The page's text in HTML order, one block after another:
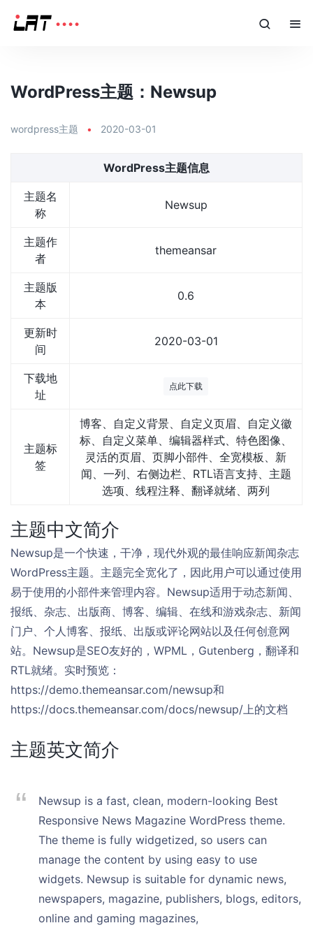
WordPress主题：Newsup
wordpress主题 • 2020-03-01
WordPress主题信息
主题名
称
Newsup
主题作
者
themeansar
主题版
本
0.6
更新时
间
2020-03-01
下载地
址
点此下载
主题标
签
博客、自定义背景、自定义页眉、自定义徽
标、自定义菜单、编辑器样式、特色图像、
灵活的页眉、页脚小部件、全宽模板、新
闻、一列、右侧边栏、RTL语言支持、主题
选项、线程注释、翻译就绪、两列
主题中文简介
Newsup是一个快速，干净，现代外观的最佳响应新闻杂志
WordPress主题。主题完全宽化了，因此用户可以通过使用
易于使用的小部件来管理内容。Newsup适用于动态新闻、
报纸、杂志、出版商、博客、编辑、在线和游戏杂志、新闻
门户、个人博客、报纸、出版或评论网站以及任何创意网
站。Newsup是SEO友好的，WPML，Gutenberg，翻译和
RTL就绪。实时预览：
https://demo.themeansar.com/newsup和
https://docs.themeansar.com/docs/newsup/上的文档
主题英文简介
Newsup is a fast, clean, modern-looking Best
Responsive News Magazine WordPress theme.
The theme is fully widgetized, so users can
manage the content by using easy to use
widgets. Newsup is suitable for dynamic news,
newspapers, magazine, publishers, blogs, editors,
online and gaming magazines,